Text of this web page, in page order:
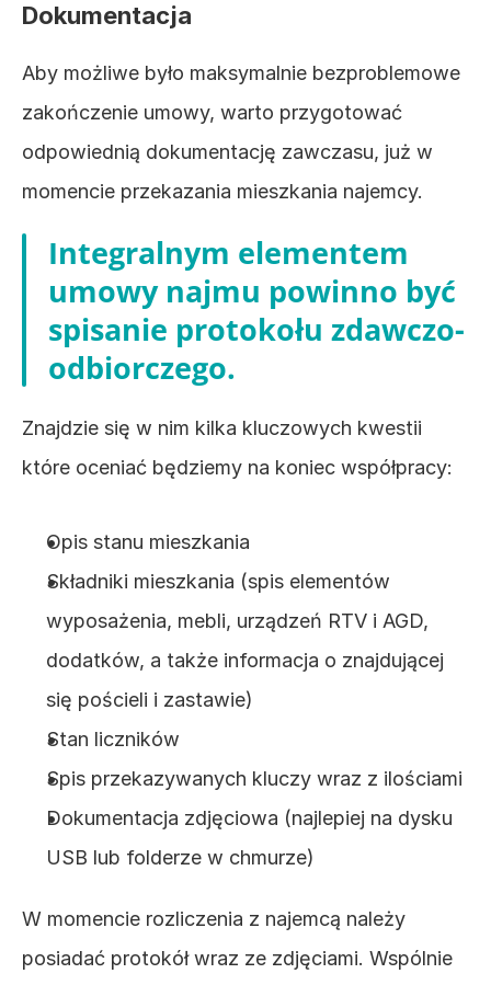
Dokumentacja
Aby możliwe było maksymalnie bezproblemowe
zakończenie umowy, warto przygotować
odpowiednią dokumentację zawczasu, już w
momencie przekazania mieszkania najemcy.
Integralnym elementem
umowy najmu powinno być
spisanie protokołu zdawczo-
odbiorczego.
Znajdzie się w nim kilka kluczowych kwestii
które oceniać będziemy na koniec współpracy:
Opis stanu mieszkania
Składniki mieszkania (spis elementów
wyposażenia, mebli, urządzeń RTV i AGD,
dodatków, a także informacja o znajdującej
się pościeli i zastawie)
Stan liczników
Spis przekazywanych kluczy wraz z ilościami
Dokumentacja zdjęciowa (najlepiej na dysku
USB lub folderze w chmurze)
W momencie rozliczenia z najemcą należy
posiadać protokół wraz ze zdjęciami. Wspólnie